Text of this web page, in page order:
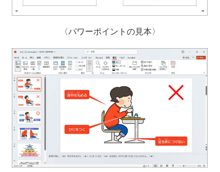
〈パワーポイントの見本〉